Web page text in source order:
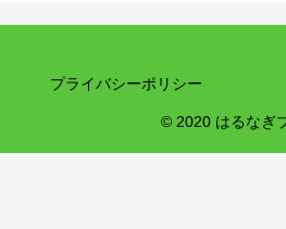
プライバシーポリシー
© 2020 はるなぎ